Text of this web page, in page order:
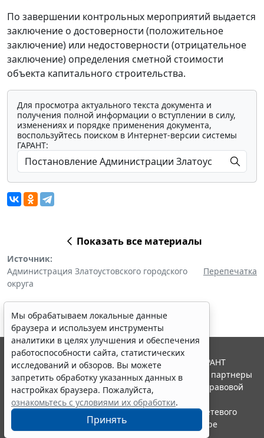
По завершении контрольных мероприятий выдается
заключение о достоверности (положительное
заключение) или недостоверности (отрицательное
заключение) определения сметной стоимости
объекта капитального строительства.
Для просмотра актуального текста документа и
получения полной информации о вступлении в силу,
изменениях и порядке применения документа,
воспользуйтесь поиском в Интернет-версии системы
ГАРАНТ:
Показать все материалы
Источник:
Администрация Златоустовского городского
округа
Перепечатка
Мы обрабатываем локальные данные
браузера и используем инструменты
аналитики в целях улучшения и обеспечения
работоспособности сайта, статистических
исследований и обзоров. Вы можете
запретить обработку указанных данных в
настройках браузера. Пожалуйста,
ознакомьтесь с условиями их обработки.
Принять
© ООО "НПП "ГАРАНТ-СЕРВИС", 2026. Система ГАРАНТ
выпускается с 1990 года. Компания "Гарант" и ее партнеры
являются участниками Российской ассоциации правовой
информации ГАРАНТ.
Портал ГАРАНТ.РУ зарегистрирован в качестве сетевого
издания Федеральной службой по надзору в сфере